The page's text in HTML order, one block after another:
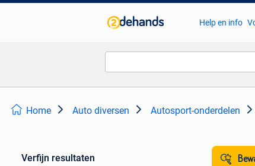
Help en info
Home Auto diversen Autosport-onderdelen
Verfijn resultaten